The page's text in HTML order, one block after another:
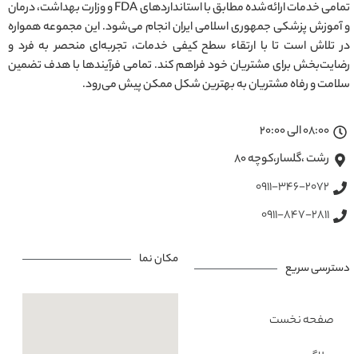
تمامی خدمات ارائه‌شده مطابق با استانداردهای FDA و وزارت بهداشت، درمان
و آموزش پزشکی جمهوری اسلامی ایران انجام می‌شود. این مجموعه همواره
در تلاش است تا با ارتقاء سطح کیفی خدمات، تجربه‌ای منحصر به فرد و
رضایت‌بخش برای مشتریان خود فراهم کند. تمامی فرآیندها با هدف تضمین
سلامت و رفاه مشتریان به بهترین شکل ممکن پیش می‌رود.
08:00 الی 20:00
رشت ،گلسار،کوچه ۸۰
0911-346-2072
0911-847-2811
دسترسی سریع
صفحه نخست
مکان نما